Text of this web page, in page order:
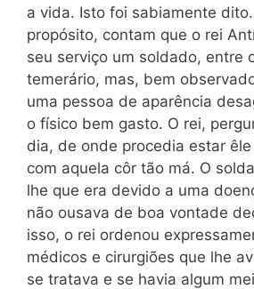
a vida. Isto foi sabiamente
propósito, contam que o rei
seu serviço um soldado, entre
temerário, mas, bem
uma pessoa de aparência
o físico bem gasto. O rei,
dia, de onde procedia estar
com aquela côr tão má. O
lhe que era devido a uma
não ousava de boa vontade
isso, o rei ordenou
médicos e cirurgiões que lhe
se tratava e se havia algum